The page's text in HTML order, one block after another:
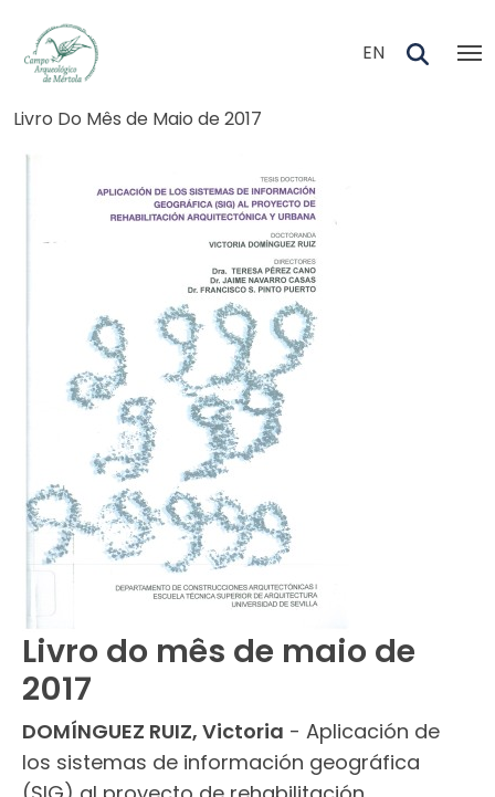
EN
Navegação estrutural
Livro Do Mês de Maio de 2017
Livro do mês de maio de
2017
DOMÍNGUEZ RUIZ, Victoria - Aplicación de
los sistemas de información geográfica